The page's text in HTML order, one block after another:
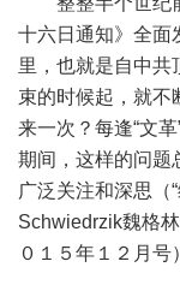
十六日通知》全面
里，也就是自中共
束的时候起，就不
来一次？每逢“文
期间，这样的问题
广泛关注和深思（
Schwiedrzik魏格
０１５年１２月号